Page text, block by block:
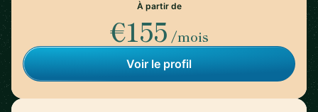
À partir de
€155 /mois
Voir le profil